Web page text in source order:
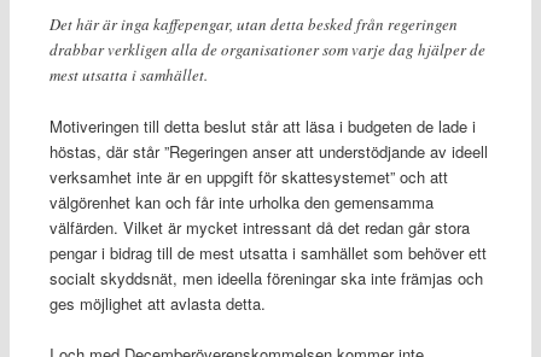
Det här är inga kaffepengar, utan detta besked från regeringen
drabbar verkligen alla de organisationer som varje dag hjälper de
mest utsatta i samhället.
Motiveringen till detta beslut står att läsa i budgeten de lade i
höstas, där står ”Regeringen anser att understödjande av ideell
verksamhet inte är en uppgift för skattesystemet” och att
välgörenhet kan och får inte urholka den gemensamma
välfärden. Vilket är mycket intressant då det redan går stora
pengar i bidrag till de mest utsatta i samhället som behöver ett
socialt skyddsnät, men ideella föreningar ska inte främjas och
ges möjlighet att avlasta detta.